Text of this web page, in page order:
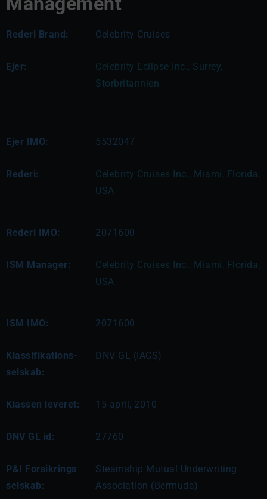
Rederi Brand: Celebrity Cruises
Ejer:
Celebrity Eclipse Inc., Surrey,
Storbritannien
Ejer IMO: 5532047
Rederi:
Celebrity Cruises Inc., Miami, Florida,
USA
Rederi IMO: 2071600
ISM Manager:
Celebrity Cruises Inc., Miami, Florida,
USA
ISM IMO: 2071600
Klassifikations-
selskab:
DNV GL (IACS)
Klassen leveret: 15 april, 2010
DNV GL id: 27760
P&I Forsikrings
selskab:
Steamship Mutual Underwriting
Association (Bermuda)